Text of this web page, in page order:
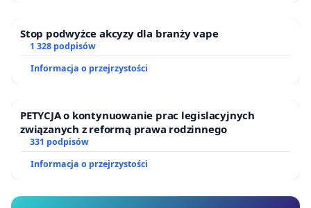
Stop podwyżce akcyzy dla branży vape
1 328 podpisów
Informacja o przejrzystości
PETYCJA o kontynuowanie prac legislacyjnych
związanych z reformą prawa rodzinnego
331 podpisów
Informacja o przejrzystości